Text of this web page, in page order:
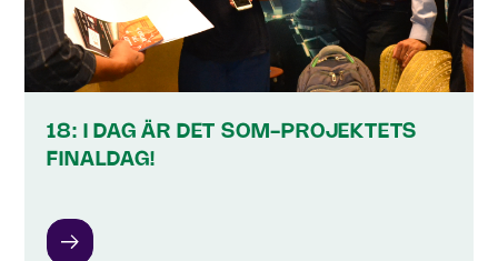
18: I DAG ÄR DET SOM-PROJEKTETS
FINALDAG!